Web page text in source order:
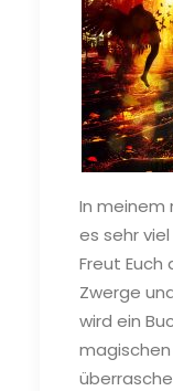
In meinem
es sehr
Freut Euch
Zwerge
wird ein
magischen